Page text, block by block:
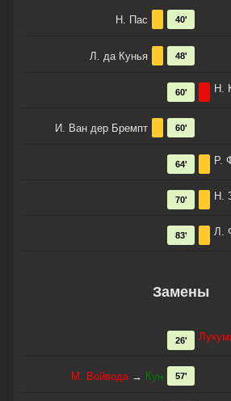
Н. Пас 40'
Л. да Кунья 48'
Н.
60'
И. Ван дер Бремпт 60'
Р.
64'
Н.
70'
Л.
83'
Замены
26'
М. Войвода→ Кун 57'